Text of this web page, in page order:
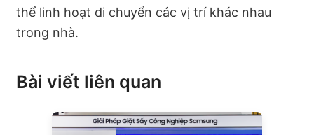
thể linh hoạt di chuyển các vị trí khác nhau
trong nhà.
Bài viết liên quan